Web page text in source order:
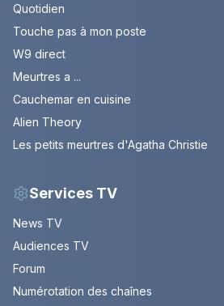
Quotidien
Touche pas à mon poste
W9 direct
Meurtres a ...
Cauchemar en cuisine
Alien Theory
Les petits meurtres d'Agatha Christie
Services TV
News TV
Audiences TV
Forum
Numérotation des chaînes